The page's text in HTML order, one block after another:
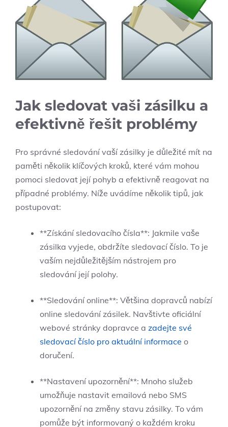
Jak sledovat vaši zásilku‍ a‌
efektivně řešit problémy
Pro ⁢správné sledování‍ vaší zásilky je důležité mít na
paměti několik ⁤klíčových kroků,⁣ které vám ‌mohou
pomoci sledovat její pohyb ‌a‌ efektivně⁣ reagovat na
případné ‌problémy. Níže uvádíme​ několik tipů, jak⁣
postupovat:
**Získání sledovacího čísla**: Jakmile vaše
zásilka ⁤vyjede, obdržíte ‍sledovací​ číslo. To je
⁣vaším nejdůležitějším ⁤nástrojem pro
⁢sledování její polohy.
**Sledování online**: ⁢Většina dopravců nabízí
​online ‌sledování zásilek. Navštivte oficiální
‍webové stránky dopravce a zadejte své
sledovací číslo pro aktuální informace o
doručení.
**Nastavení upozornění**: Mnoho služeb
umožňuje nastavit emailová‌ nebo SMS
upozornění ⁤na změny stavu zásilky. ​To vám
pomůže být informovaný o každém kroku